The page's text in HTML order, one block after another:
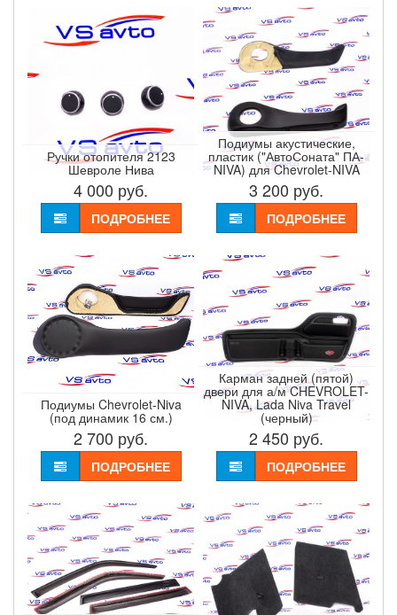
Ручки отопителя 2123
Шевроле Нива
4 000 руб.
ПОДРОБНЕЕ
Подиумы акустические,
пластик ("АвтоСоната" ПА-
NIVA) для Chevrolet-NIVA
3 200 руб.
ПОДРОБНЕЕ
Подиумы Chevrolet-Niva
(под динамик 16 см.)
2 700 руб.
ПОДРОБНЕЕ
Карман задней (пятой)
двери для а/м CHEVROLET-
NIVA, Lada Niva Travel
(черный)
2 450 руб.
ПОДРОБНЕЕ